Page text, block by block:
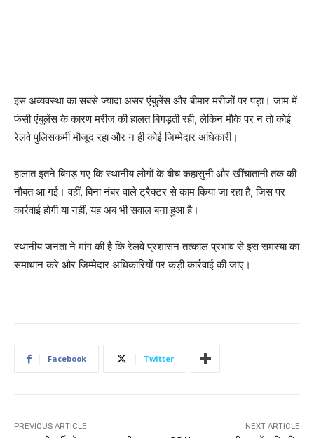
इस अव्यवस्था का सबसे ज्यादा असर एंबुलेंस और बीमार मरीजों पर पड़ा। जाम में
फंसी एंबुलेंस के कारण मरीज की हालत बिगड़ती रही, लेकिन मौके पर न तो कोई
रेलवे पुलिसकर्मी मौजूद रहा और न ही कोई जिम्मेदार अधिकारी।
हालात इतने बिगड़ गए कि स्थानीय लोगों के बीच कहासुनी और खींचातानी तक की
नौबत आ गई। वहीं, बिना नंबर वाले ट्रैक्टर से काम किया जा रहा है, जिस पर
कार्रवाई होगी या नहीं, यह अब भी सवाल बना हुआ है।
स्थानीय जनता ने मांग की है कि रेलवे प्रशासन तत्काल प्रभाव से इस समस्या का
समाधान करे और जिम्मेदार अधिकारियों पर कड़ी कार्रवाई की जाए।
Facebook Twitter
PREVIOUS ARTICLE NEXT ARTICLE